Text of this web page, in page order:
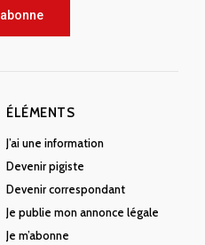
ÉLÉMENTS
J’ai une information
Devenir pigiste
Devenir correspondant
Je publie mon annonce légale
Je m’abonne